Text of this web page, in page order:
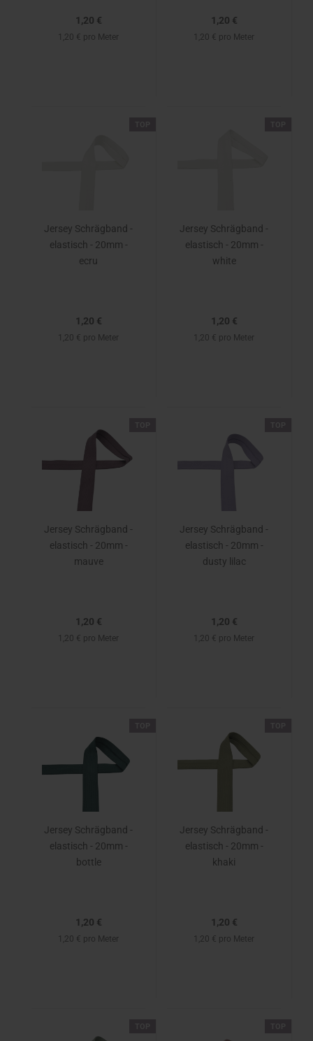
1,20 €
1,20 € pro Meter
1,20 €
1,20 € pro Meter
Jersey Schrägband -
elastisch - 20mm -
ecru
1,20 €
1,20 € pro Meter
Jersey Schrägband -
elastisch - 20mm -
white
1,20 €
1,20 € pro Meter
Jersey Schrägband -
elastisch - 20mm -
mauve
1,20 €
1,20 € pro Meter
Jersey Schrägband -
elastisch - 20mm -
dusty lilac
1,20 €
1,20 € pro Meter
Jersey Schrägband -
elastisch - 20mm -
bottle
1,20 €
1,20 € pro Meter
Jersey Schrägband -
elastisch - 20mm -
khaki
1,20 €
1,20 € pro Meter